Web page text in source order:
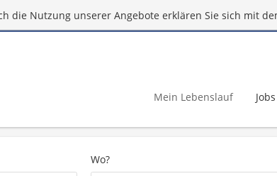
die Nutzung unserer Angebote erklären Sie sich mit
Mein Lebenslauf
Wo?